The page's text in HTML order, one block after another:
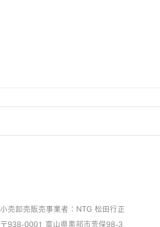
小売卸売販売事業者：NTG 松田行正
〒938-0001 富山県黒部市荒俣98-3